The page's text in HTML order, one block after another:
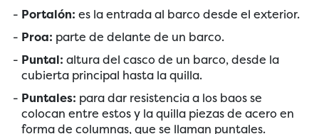
Portalón: es la entrada al barco desde el exterior.
Proa: parte de delante de un barco.
Puntal: altura del casco de un barco, desde la
cubierta principal hasta la quilla.
Puntales: para dar resistencia a los baos se
colocan entre estos y la quilla piezas de acero en
forma de columnas, que se llaman puntales.